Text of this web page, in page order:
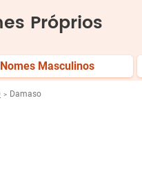
Próprios
Nomes Masculinos
Damaso